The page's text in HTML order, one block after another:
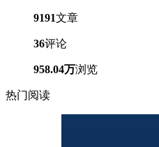
9191文章
36评论
958.04万浏览
热门阅读